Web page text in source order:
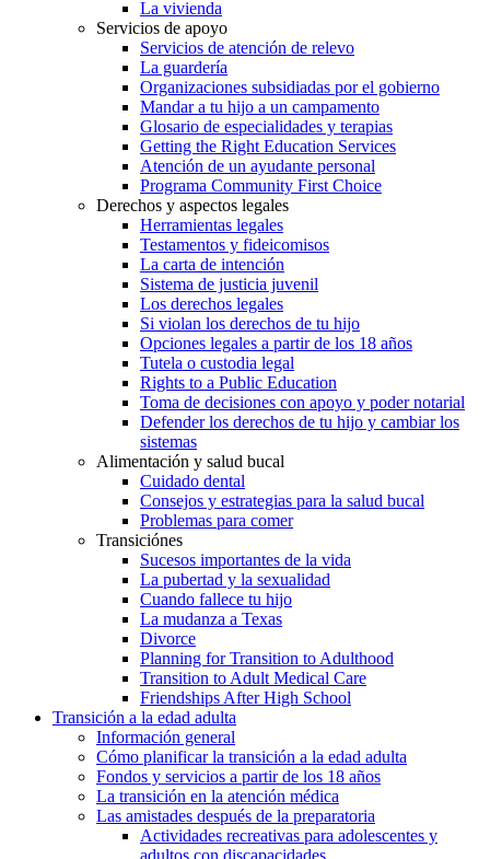
La vivienda
Servicios de apoyo
Servicios de atención de relevo
La guardería
Organizaciones subsidiadas por el gobierno
Mandar a tu hijo a un campamento
Glosario de especialidades y terapias
Getting the Right Education Services
Atención de un ayudante personal
Programa Community First Choice
Derechos y aspectos legales
Herramientas legales
Testamentos y fideicomisos
La carta de intención
Sistema de justicia juvenil
Los derechos legales
Si violan los derechos de tu hijo
Opciones legales a partir de los 18 años
Tutela o custodia legal
Rights to a Public Education
Toma de decisiones con apoyo y poder notarial
Defender los derechos de tu hijo y cambiar los
sistemas
Alimentación y salud bucal
Cuidado dental
Consejos y estrategias para la salud bucal
Problemas para comer
Transiciónes
Sucesos importantes de la vida
La pubertad y la sexualidad
Cuando fallece tu hijo
La mudanza a Texas
Divorce
Planning for Transition to Adulthood
Transition to Adult Medical Care
Friendships After High School
Transición a la edad adulta
Información general
Cómo planificar la transición a la edad adulta
Fondos y servicios a partir de los 18 años
La transición en la atención médica
Las amistades después de la preparatoria
Actividades recreativas para adolescentes y
adultos con discapacidades